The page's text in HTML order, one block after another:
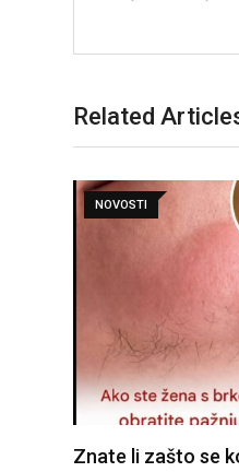
Related
NOVOSTI
Znate li zašto se